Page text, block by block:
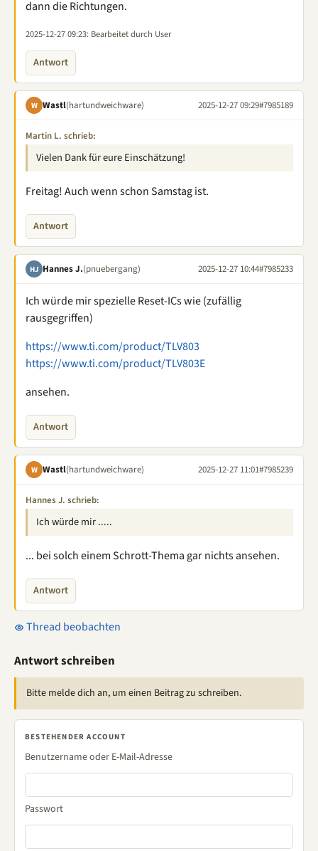
dann die Richtungen.
2025-12-27 09:23: Bearbeitet durch User
Antwort
W Wastl(hartundweichware) 2025-12-27 09:29#7985189
Martin L. schrieb:
Vielen Dank für eure Einschätzung!
Freitag! Auch wenn schon Samstag ist.
Antwort
HJ Hannes J.(pnuebergang) 2025-12-27 10:44#7985233
Ich würde mir spezielle Reset-ICs wie (zufällig
rausgegriffen)
https://www.ti.com/product/TLV803
https://www.ti.com/product/TLV803E
ansehen.
Antwort
W Wastl(hartundweichware) 2025-12-27 11:01#7985239
Hannes J. schrieb:
Ich würde mir .....
... bei solch einem Schrott-Thema gar nichts ansehen.
Antwort
Thread beobachten
Antwort schreiben
Bitte melde dich an, um einen Beitrag zu schreiben.
BESTEHENDER ACCOUNT
Benutzername oder E-Mail-Adresse
Passwort